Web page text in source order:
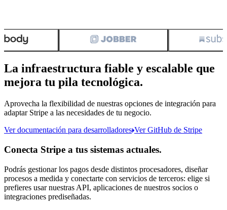
La infraestructura fiable y escalable que
mejora tu pila tecnológica.
Aprovecha la flexibilidad de nuestras opciones de integración para
adaptar Stripe a las necesidades de tu negocio.
Ver documentación para desarrolladores Ver GitHub de Stripe
Conecta Stripe a tus sistemas actuales.
Podrás gestionar los pagos desde distintos procesadores, diseñar
procesos a medida y conectarte con servicios de terceros: elige si
prefieres usar nuestras API, aplicaciones de nuestros socios o
integraciones prediseñadas.